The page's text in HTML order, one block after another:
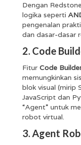
Dengan
logika seperti
pengenalan
dan dasar-dasar
2. Code
Fitur Code
memungkinkan
blok visual (mirip
JavaScript dan
“Agent” untuk
robot virtual.
3. Agent